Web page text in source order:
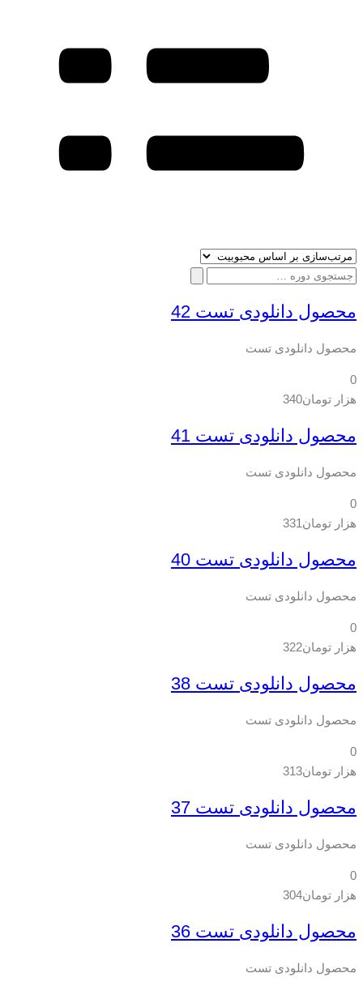
جستجو
محصول دانلودی تست 42
محصول دانلودی تست
0
هزار تومان340
محصول دانلودی تست 41
محصول دانلودی تست
0
هزار تومان331
محصول دانلودی تست 40
محصول دانلودی تست
0
هزار تومان322
محصول دانلودی تست 38
محصول دانلودی تست
0
هزار تومان313
محصول دانلودی تست 37
محصول دانلودی تست
0
هزار تومان304
محصول دانلودی تست 36
محصول دانلودی تست